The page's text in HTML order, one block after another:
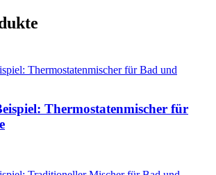
Thermostatenmischer für